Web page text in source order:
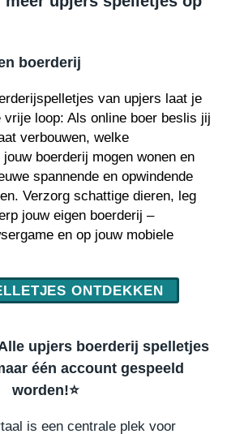
boerderij
van upjers laat je
vrije loop: Als online boer beslis jij
verbouwen, welke
boerderij mogen wonen en
spannende en opwindende
Verzorg schattige dieren, leg
jouw eigen boerderij –
en op jouw mobiele
ONTDEKKEN
upjers boerderij spelletjes
één account gespeeld
worden!⭐️
is een centrale plek voor